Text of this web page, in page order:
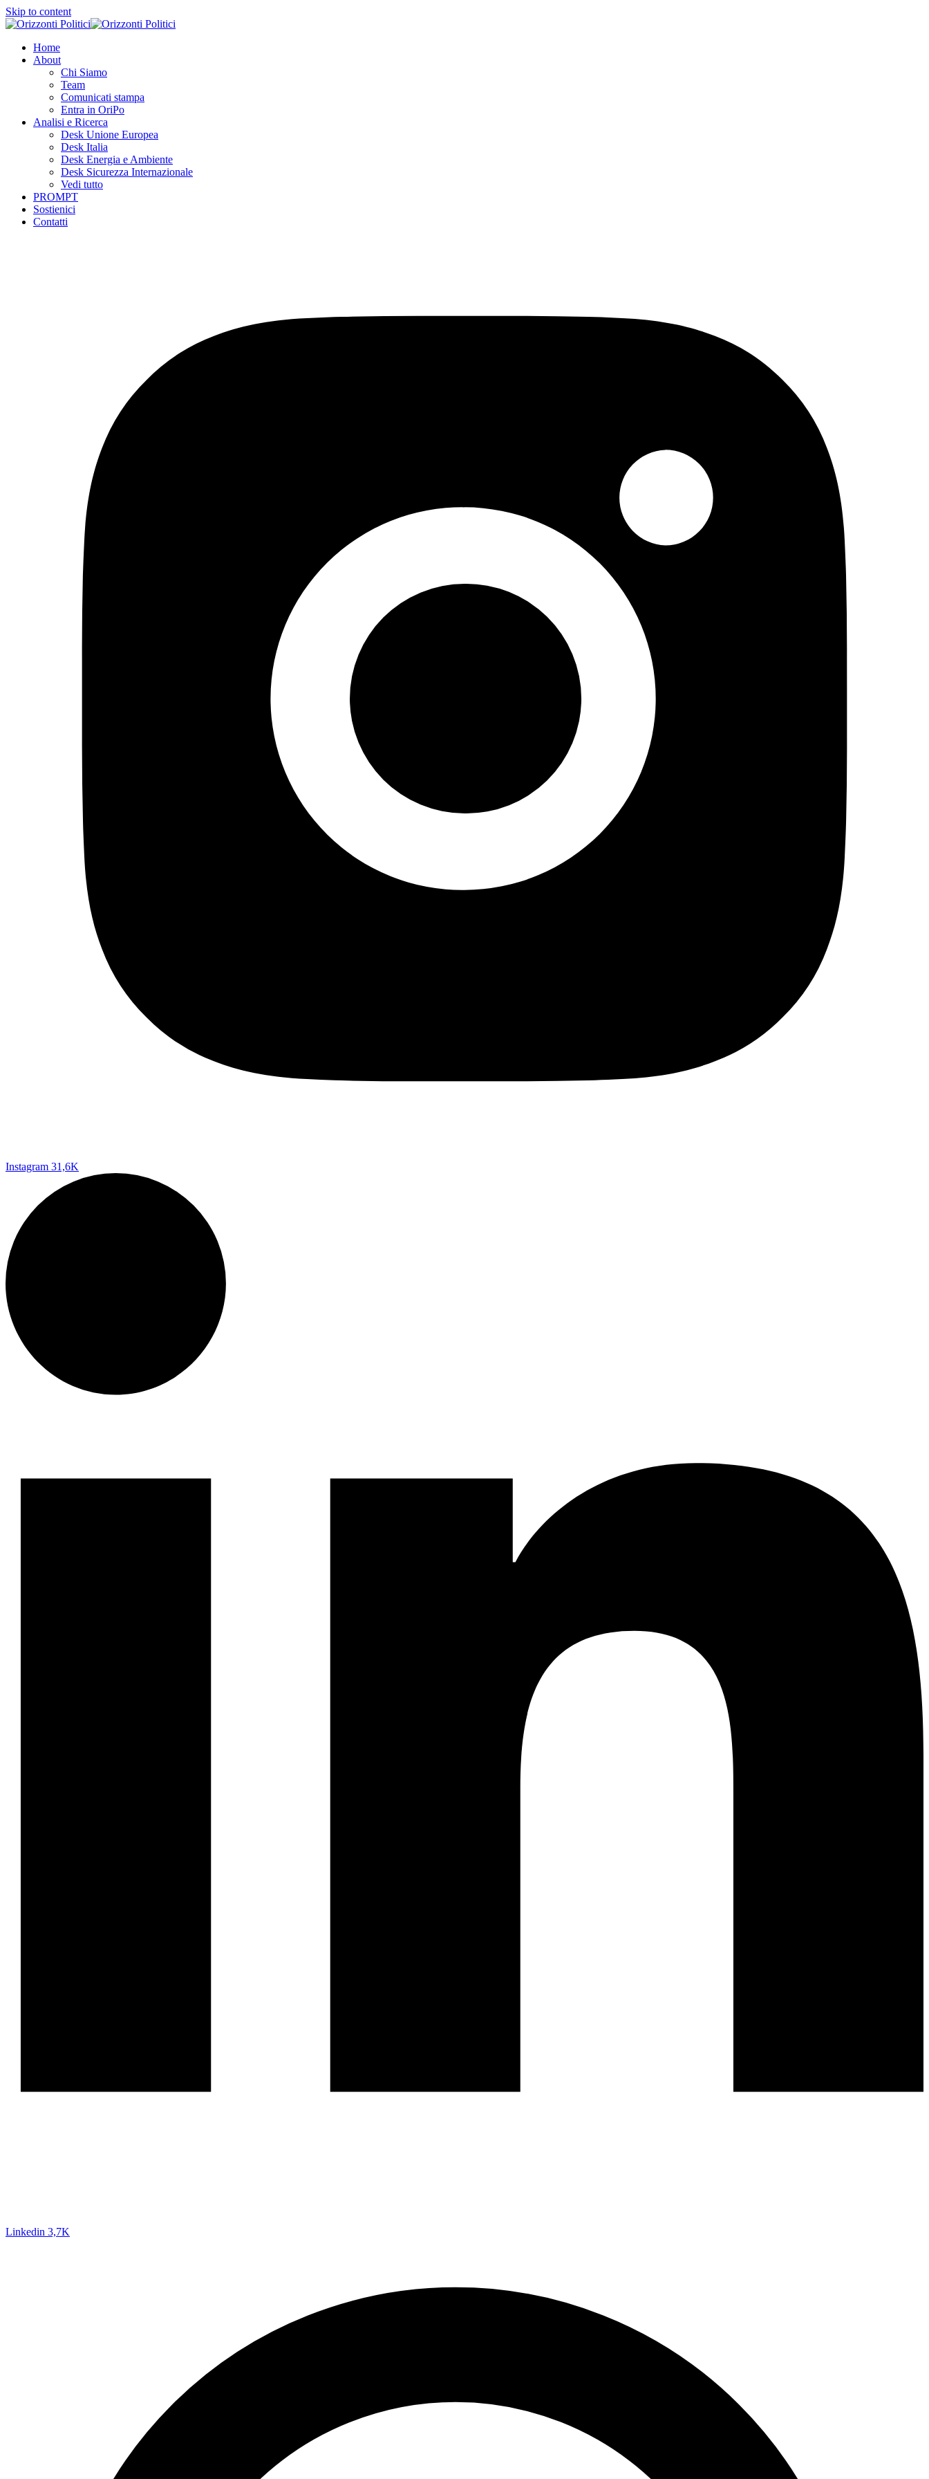
Skip to content
Home
About
Chi Siamo
Team
Comunicati stampa
Entra in OriPo
Analisi e Ricerca
Desk Unione Europea
Desk Italia
Desk Energia e Ambiente
Desk Sicurezza Internazionale
Vedi tutto
PROMPT
Sostienici
Contatti
Instagram 31,6K
Linkedin 3,7K